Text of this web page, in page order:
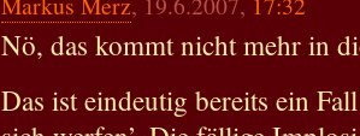
Nö, das kommt nicht mehr in
Das ist eindeutig bereits ein